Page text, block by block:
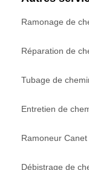
Ramonage de
Réparation de
Tubage de
Entretien de
Ramoneur
Débistrage de